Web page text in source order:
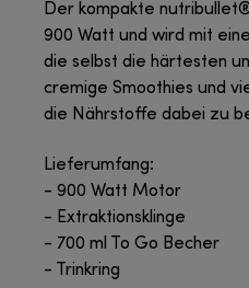
Der kompakte
900 Watt und wird mit
die selbst die härtesten
cremige Smoothies und
die Nährstoffe dabei zu
Lieferumfang:
- 900 Watt Motor
- Extraktionsklinge
- 700 ml To Go Becher
- Trinkring